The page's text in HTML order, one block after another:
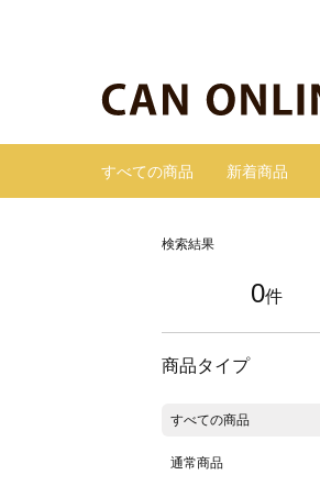
すべての商品 新着商品
検索結果
0件
商品タイプ
すべての商品
通常商品